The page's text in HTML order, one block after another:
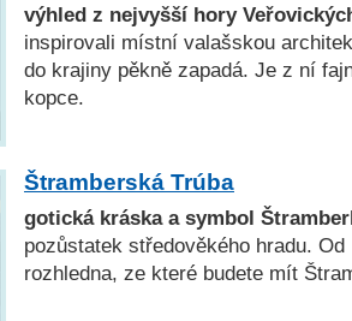
výhled z nejvyšší hory
inspirovali místní valašskou
do krajiny pěkně zapadá. Je z ní
kopce.
Štramberská Trúba
gotická kráska a symbol
pozůstatek středověkého hradu.
rozhledna, ze které budete mít